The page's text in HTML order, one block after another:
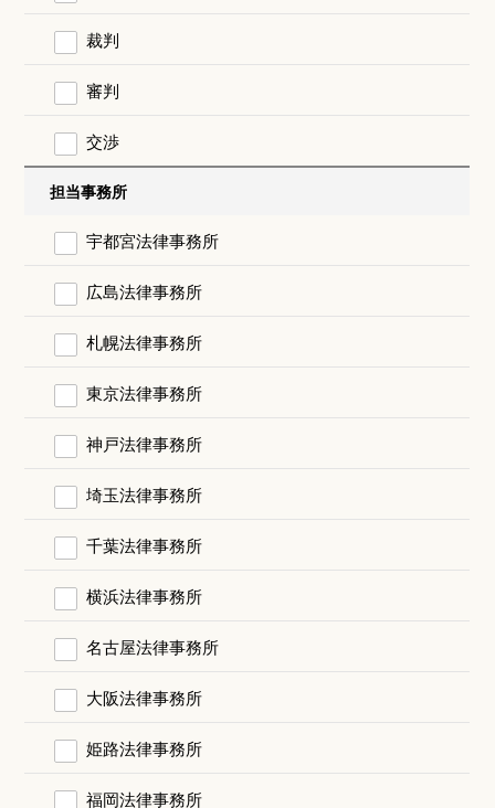
裁判
審判
交渉
担当事務所
宇都宮法律事務所
広島法律事務所
札幌法律事務所
東京法律事務所
神戸法律事務所
埼玉法律事務所
千葉法律事務所
横浜法律事務所
名古屋法律事務所
大阪法律事務所
姫路法律事務所
福岡法律事務所